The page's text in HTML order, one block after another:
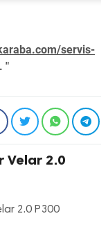
servis-
"
Velar 2.0
2.0 P300